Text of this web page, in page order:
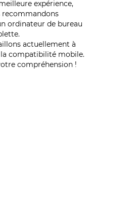
expérience,
recommandons
ordinateur de bureau
actuellement à
compatibilité mobile.
compréhension !